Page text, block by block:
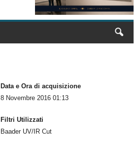
Data e Ora di acquisizione
8 Novembre 2016 01:13
Filtri Utilizzati
Baader UV/IR Cut